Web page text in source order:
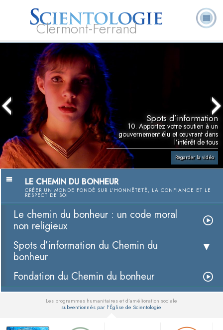
Clermont-Ferrand
L. Ron Hubbard
Qu’est-ce que la
Scientologie ?
Spots d’information
10. Apportez votre soutien à un
gouvernement élu et œuvrant dans
l’intérêt de tous
Regarder la vidéo
LE CHEMIN DU BONHEUR
CRÉER UN MONDE FONDÉ SUR L’HONNÊTETÉ, LA CONFIANCE ET LE
RESPECT DE SOI
Le chemin du bonheur : un code moral
non religieux
Spots d’information du Chemin du
bonheur
Fondation du Chemin du bonheur
Les programmes humanitaires et d’amélioration sociale
subventionnés par l’Église de Scientologie